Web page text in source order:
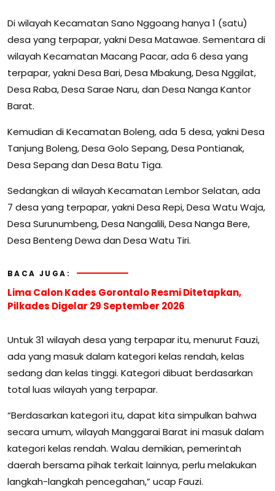
Di wilayah Kecamatan Sano Nggoang hanya 1 (satu)
desa yang terpapar, yakni Desa Matawae. Sementara di
wilayah Kecamatan Macang Pacar, ada 6 desa yang
terpapar, yakni Desa Bari, Desa Mbakung, Desa Nggilat,
Desa Raba, Desa Sarae Naru, dan Desa Nanga Kantor
Barat.
Kemudian di Kecamatan Boleng, ada 5 desa, yakni Desa
Tanjung Boleng, Desa Golo Sepang, Desa Pontianak,
Desa Sepang dan Desa Batu Tiga.
Sedangkan di wilayah Kecamatan Lembor Selatan, ada
7 desa yang terpapar, yakni Desa Repi, Desa Watu Waja,
Desa Surunumbeng, Desa Nangalili, Desa Nanga Bere,
Desa Benteng Dewa dan Desa Watu Tiri.
BACA JUGA:
Lima Calon Kades Gorontalo Resmi Ditetapkan,
Pilkades Digelar 29 September 2026
Untuk 31 wilayah desa yang terpapar itu, menurut Fauzi,
ada yang masuk dalam kategori kelas rendah, kelas
sedang dan kelas tinggi. Kategori dibuat berdasarkan
total luas wilayah yang terpapar.
“Berdasarkan kategori itu, dapat kita simpulkan bahwa
secara umum, wilayah Manggarai Barat ini masuk dalam
kategori kelas rendah. Walau demikian, pemerintah
daerah bersama pihak terkait lainnya, perlu melakukan
langkah-langkah pencegahan,” ucap Fauzi.